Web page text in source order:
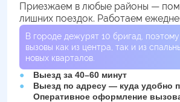
Приезжаем в любые районы —
лишних поездок. Работаем
В городе дежурят 10 бригад,
вызовы как из центра, так и из
новых кварталов.
Выезд за 40–60 минут
Выезд по адресу — куда удобно
Оперативное оформление